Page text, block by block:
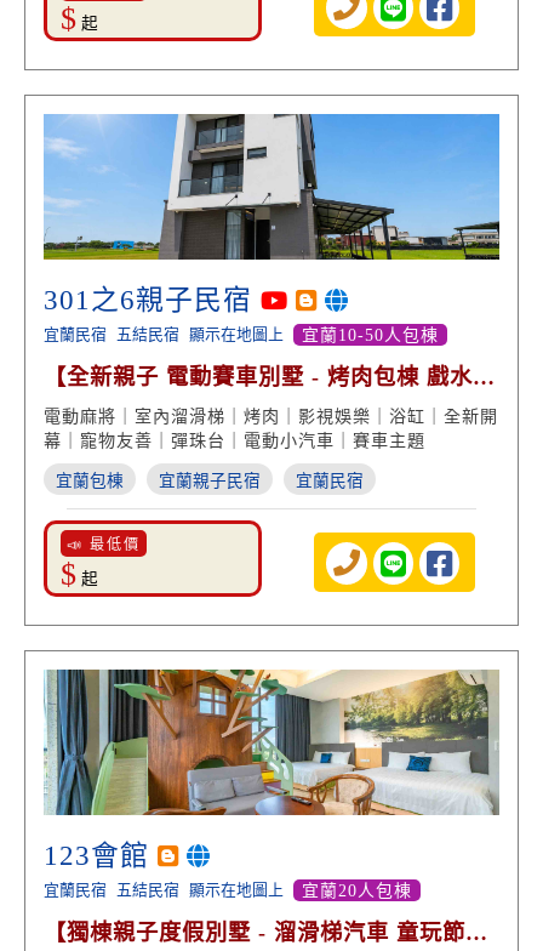
$ 起
301之6親子民宿
宜蘭民宿 五結民宿 顯示在地圖上 宜蘭10-50人包棟
【全新親子 電動賽車別墅 - 烤肉包棟 戲水
浴缸賞景】
電動麻將｜室內溜滑梯｜烤肉｜影視娛樂｜浴缸｜全新開
幕｜寵物友善｜彈珠台｜電動小汽車｜賽車主題
宜蘭包棟 宜蘭親子民宿 宜蘭民宿
📣 最低價
$ 起
123會館
宜蘭民宿 五結民宿 顯示在地圖上 宜蘭20人包棟
【獨棟親子度假別墅 - 溜滑梯汽車 童玩節旁